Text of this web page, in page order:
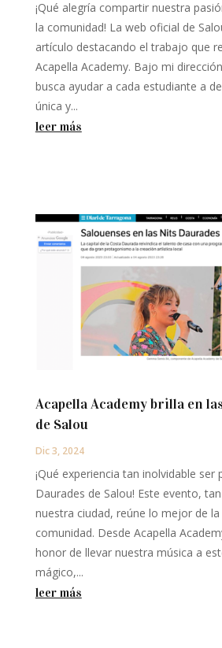
¡Qué alegría compartir nuestra
la comunidad! La web oficial de
artículo destacando el trabajo que
Acapella Academy. Bajo mi
busca ayudar a cada estudiante a
única y...
leer más
Acapella Academy brilla en
de Salou
Dic 3, 2024
¡Qué experiencia tan inolvidable ser
Daurades de Salou! Este evento,
nuestra ciudad, reúne lo mejor de
comunidad. Desde Acapella
honor de llevar nuestra música a
mágico,...
leer más